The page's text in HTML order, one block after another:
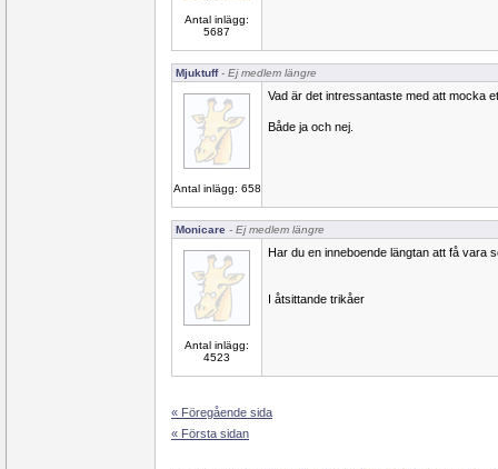
Antal inlägg:
5687
Mjuktuff- Ej medlem längre
Antal inlägg: 658
Vad är det intressantaste med att mocka
Både ja och nej.
Monicare - Ej medlem längre
Antal inlägg:
4523
Har du en inneboende längtan att få vara
I åtsittande trikåer
« Föregående sida
« Första sidan